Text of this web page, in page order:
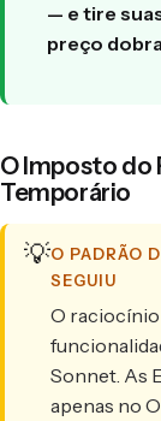
— e tire
preço
O Imposto do
Temporário
💡O PADRÃO
SEGUIU
O
Sonnet. As
apenas no